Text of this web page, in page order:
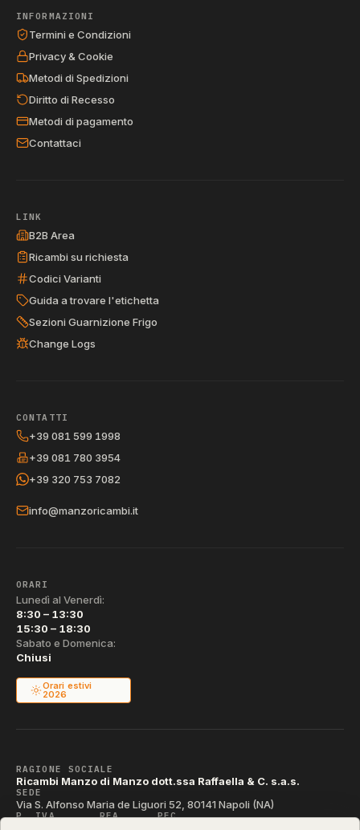
INFORMAZIONI
Termini e Condizioni
Privacy & Cookie
Metodi di Spedizioni
Diritto di Recesso
Metodi di pagamento
Contattaci
LINK
B2B Area
Ricambi su richiesta
Codici Varianti
Guida a trovare l'etichetta
Sezioni Guarnizione Frigo
Change Logs
CONTATTI
+39 081 599 1998
+39 081 780 3954
+39 320 753 7082
info@manzoricambi.it
ORARI
Lunedì al Venerdì:
8:30 – 13:30
15:30 – 18:30
Sabato e Domenica:
Chiusi
Orari estivi
2026
RAGIONE SOCIALE
Ricambi Manzo di Manzo dott.ssa Raffaella & C. s.a.s.
SEDE
Via S. Alfonso Maria de Liguori 52, 80141 Napoli (NA)
P. IVA REA PEC